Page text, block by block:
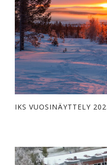
IKS VUOSINÄYTTELY